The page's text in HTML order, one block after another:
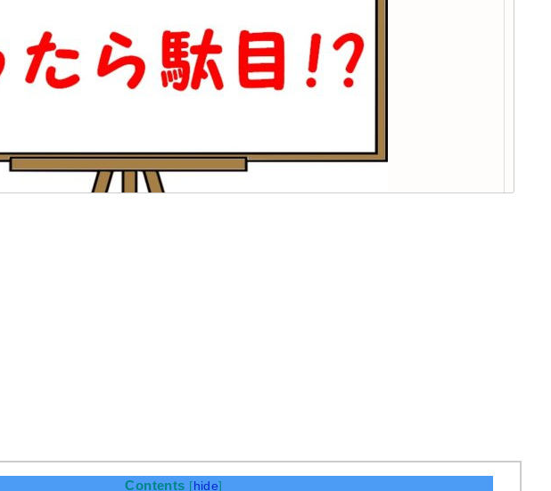
Contents [ hide]